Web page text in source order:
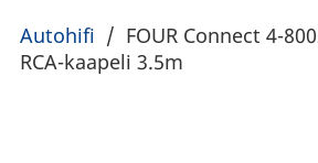
Autohifi / FOUR Connect 4-
RCA-kaapeli 3.5m